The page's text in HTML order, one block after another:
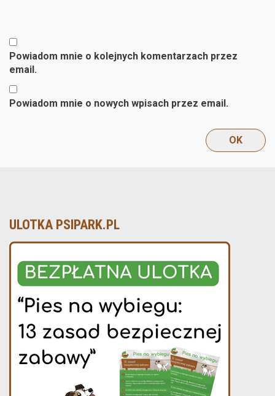
Powiadom mnie o kolejnych komentarzach przez
email.
Powiadom mnie o nowych wpisach przez email.
ULOTKA PSIPARK.PL